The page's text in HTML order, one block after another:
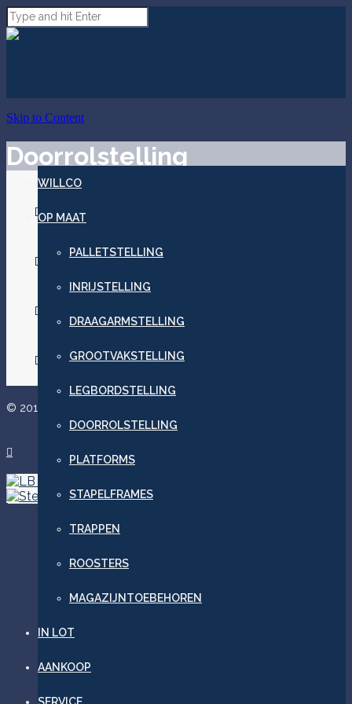
WILLCO
OP MAAT
PALLETSTELLING
INRIJSTELLING
DRAAGARMSTELLING
GROOTVAKSTELLING
LEGBORDSTELLING
DOORROLSTELLING
PLATFORMS
STAPELFRAMES
TRAPPEN
ROOSTERS
MAGAZIJNTOEBEHOREN
IN LOT
AANKOOP
Skip to Content
Doorrolstelling
DR 1
DR 2
DR 3
DR 4
© 2015 Willco Company bvba - T +32 475 47 94 02 -

Platforms